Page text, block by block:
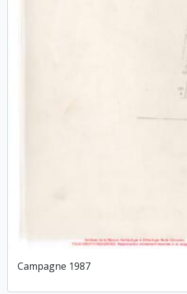
Campagne 1987